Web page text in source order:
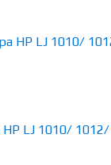
HP LJ 1010/ 1012/